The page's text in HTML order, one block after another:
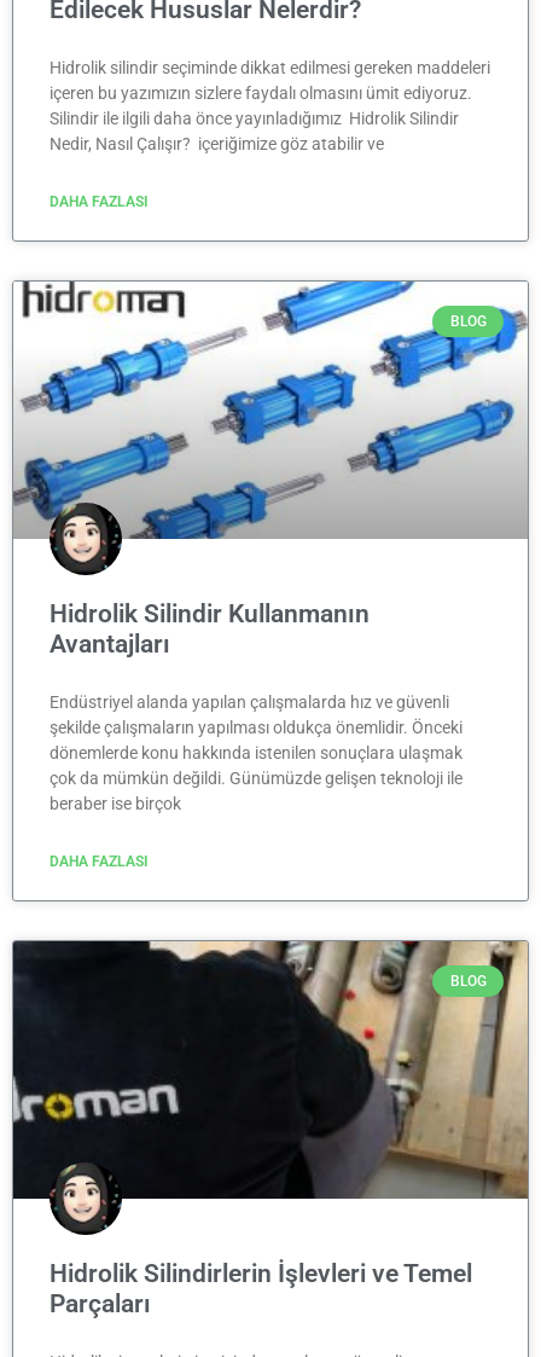
Edilecek Hususlar Nelerdir?
Hidrolik silindir seçiminde dikkat edilmesi gereken maddeleri
içeren bu yazımızın sizlere faydalı olmasını ümit ediyoruz.
Silindir ile ilgili daha önce yayınladığımız Hidrolik Silindir
Nedir, Nasıl Çalışır? içeriğimize göz atabilir ve
DAHA FAZLASI
BLOG
Hidrolik Silindir Kullanmanın
Avantajları
Endüstriyel alanda yapılan çalışmalarda hız ve güvenli
şekilde çalışmaların yapılması oldukça önemlidir. Önceki
dönemlerde konu hakkında istenilen sonuçlara ulaşmak
çok da mümkün değildi. Günümüzde gelişen teknoloji ile
beraber ise birçok
DAHA FAZLASI
BLOG
Hidrolik Silindirlerin İşlevleri ve Temel
Parçaları